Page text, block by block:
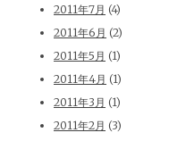
2011年7月 (4)
2011年6月 (2)
2011年5月 (1)
2011年4月 (1)
2011年3月 (1)
2011年2月 (3)